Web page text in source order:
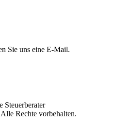
Sie uns eine E-Mail.
Steuerberater
Rechte vorbehalten.